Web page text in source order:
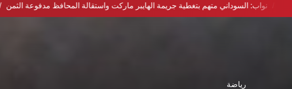
نواب: السوداني متهم بتغطية جريمة الهايبر ماركت واستقالة المحافظ مدفوعة الثمن
رياضة